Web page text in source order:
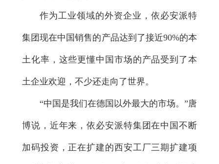
作为工业领域的外资企业，依必安派特
集团现在中国销售的产品达到了接近90%的本
土化率，这些更懂中国市场的产品受到了本
土企业欢迎，不少还走向了世界。
“中国是我们在德国以外最大的市场。”唐
博说，近年来，依必安派特集团在中国不断
加码投资，正在扩建的西安工厂三期扩建项